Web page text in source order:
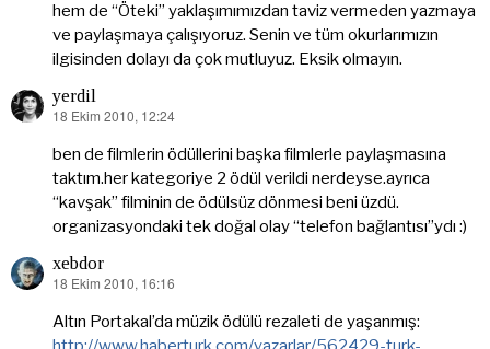
hem de “Öteki” yaklaşımımızdan taviz vermeden yazmaya
ve paylaşmaya çalışıyoruz. Senin ve tüm okurlarımızın
ilgisinden dolayı da çok mutluyuz. Eksik olmayın.
yerdil
dedi
18 Ekim 2010, 12:24
ben de filmlerin ödüllerini başka filmlerle paylaşmasına
taktım.her kategoriye 2 ödül verildi nerdeyse.ayrıca
“kavşak” filminin de ödülsüz dönmesi beni üzdü.
organizasyondaki tek doğal olay “telefon bağlantısı”ydı :)
xebdor
dedi
18 Ekim 2010, 16:16
Altın Portakal’da müzik ödülü rezaleti de yaşanmış: